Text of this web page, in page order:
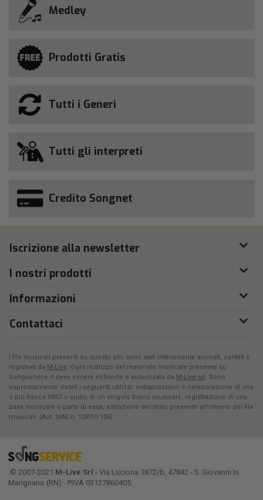
Medley
Prodotti Gratis
Tutti i Generi
Tutti gli interpreti
Credito Songnet
Iscrizione alla newsletter
I nostri prodotti
Informazioni
Contattaci
I file musicali presenti su questo sito sono stati interamente suonati, cantati e
registrati da M-Live. Ogni riutilizzo del materiale musicale presente su
Songservice.it deve essere richiesto e autorizzato da M-Live srl. Sono
espressamente vietati i seguenti utilizzi: estrapolazioni e rielaborazione di una
o più tracce MIDI o audio di un singolo brano musicale, registrazione di una
base musicale o parte di essa, estrazione del testo presente all'interno dei file
musicali. (Aut. SIAE n. 1287/I/106)
© 2007-2021 M-Live Srl - Via Luciona 1872/b, 47842 - S. Giovanni In
Marignano (RN) - P.IVA 03127860405